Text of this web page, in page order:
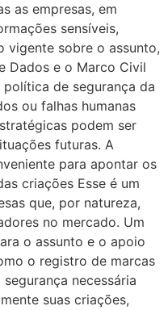
as empresas, em
sensíveis,
vigente sobre o assunto,
Dados e o Marco Civil
de segurança da
ou falhas humanas
podem ser
futuras. A
para apontar os
criações Esse é um
que, por natureza,
no mercado. Um
o assunto e o apoio
o registro de marcas
necessária
suas criações,